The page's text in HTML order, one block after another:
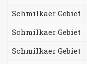
Schmilkaer Gebiet
Schmilkaer Gebiet
Schmilkaer Gebiet